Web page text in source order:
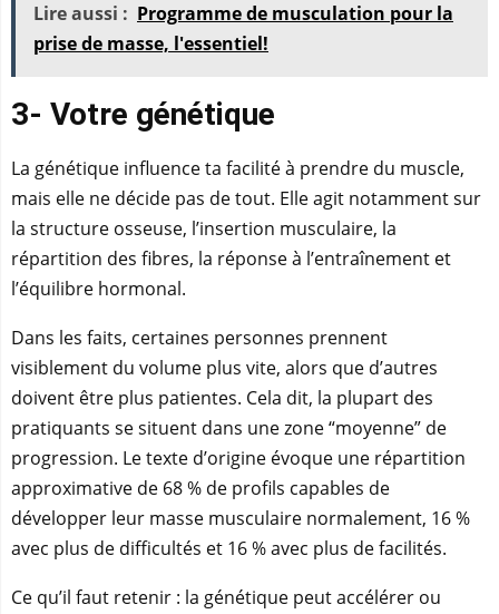
Lire aussi : Programme de musculation pour la
prise de masse, l'essentiel!
3- Votre génétique
La génétique influence ta facilité à prendre du muscle,
mais elle ne décide pas de tout. Elle agit notamment sur
la structure osseuse, l’insertion musculaire, la
répartition des fibres, la réponse à l’entraînement et
l’équilibre hormonal.
Dans les faits, certaines personnes prennent
visiblement du volume plus vite, alors que d’autres
doivent être plus patientes. Cela dit, la plupart des
pratiquants se situent dans une zone “moyenne” de
progression. Le texte d’origine évoque une répartition
approximative de 68 % de profils capables de
développer leur masse musculaire normalement, 16 %
avec plus de difficultés et 16 % avec plus de facilités.
Ce qu’il faut retenir : la génétique peut accélérer ou